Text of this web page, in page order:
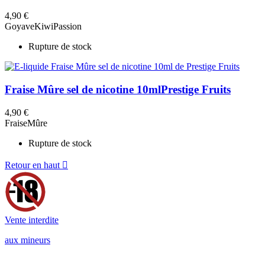
Mûre
Raisin
Fabricants
Prestige
Prix
€
4,90 €
GoyaveKiwiPassion
Rupture de stock
Fraise Mûre sel de nicotine 10mlPrestige Fruits
4,90 €
FraiseMûre
Rupture de stock
Retour en haut 
Vente interdite
aux mineurs